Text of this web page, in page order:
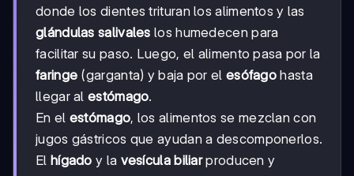
donde los dientes trituran los alimentos y las
glándulas salivales los humedecen para
facilitar su paso. Luego, el alimento pasa por la
faringe (garganta) y baja por el esófago hasta
llegar al estómago.
En el estómago, los alimentos se mezclan con
jugos gástricos que ayudan a descomponerlos.
El hígado y la vesícula biliarproducen y